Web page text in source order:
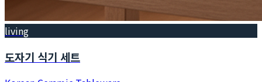
living
도자기 식기 세트